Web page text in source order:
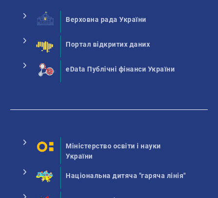
Верховна рада України
Портал відкритих даних
eData Публічні фінанси України
Міністерство освіти і науки
України
Національна дитяча "гаряча лінія"